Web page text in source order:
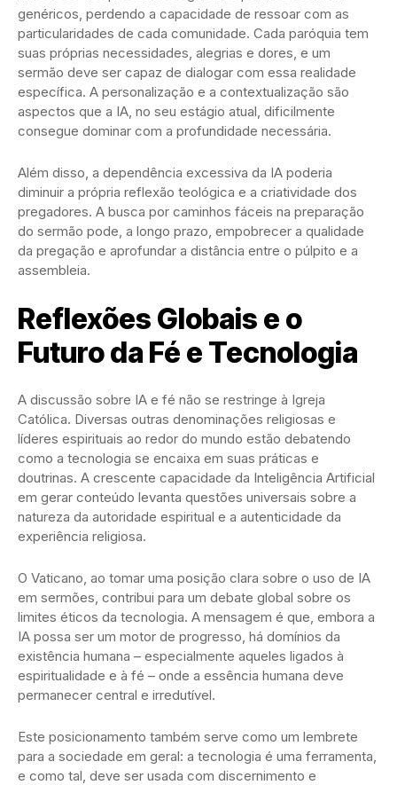
genéricos, perdendo a capacidade de ressoar com as
particularidades de cada comunidade. Cada paróquia tem
suas próprias necessidades, alegrias e dores, e um
sermão deve ser capaz de dialogar com essa realidade
específica. A personalização e a contextualização são
aspectos que a IA, no seu estágio atual, dificilmente
consegue dominar com a profundidade necessária.
Além disso, a dependência excessiva da IA poderia
diminuir a própria reflexão teológica e a criatividade dos
pregadores. A busca por caminhos fáceis na preparação
do sermão pode, a longo prazo, empobrecer a qualidade
da pregação e aprofundar a distância entre o púlpito e a
assembleia.
Reflexões Globais e o
Futuro da Fé e Tecnologia
A discussão sobre IA e fé não se restringe à Igreja
Católica. Diversas outras denominações religiosas e
líderes espirituais ao redor do mundo estão debatendo
como a tecnologia se encaixa em suas práticas e
doutrinas. A crescente capacidade da Inteligência Artificial
em gerar conteúdo levanta questões universais sobre a
natureza da autoridade espiritual e a autenticidade da
experiência religiosa.
O Vaticano, ao tomar uma posição clara sobre o uso de IA
em sermões, contribui para um debate global sobre os
limites éticos da tecnologia. A mensagem é que, embora a
IA possa ser um motor de progresso, há domínios da
existência humana – especialmente aqueles ligados à
espiritualidade e à fé – onde a essência humana deve
permanecer central e irredutível.
Este posicionamento também serve como um lembrete
para a sociedade em geral: a tecnologia é uma ferramenta,
e como tal, deve ser usada com discernimento e